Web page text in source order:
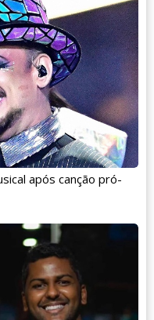
após canção pró-